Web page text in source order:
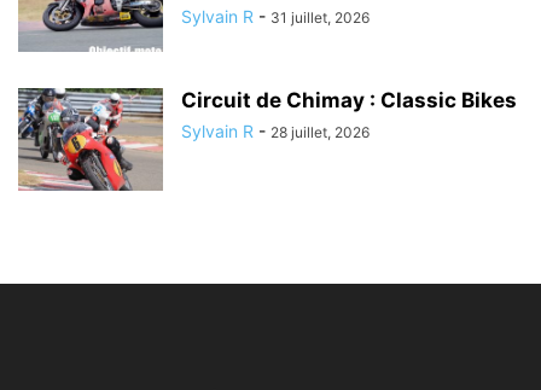
Sylvain R - 31 juillet, 2026
Circuit de Chimay : Classic Bikes
Sylvain R - 28 juillet, 2026